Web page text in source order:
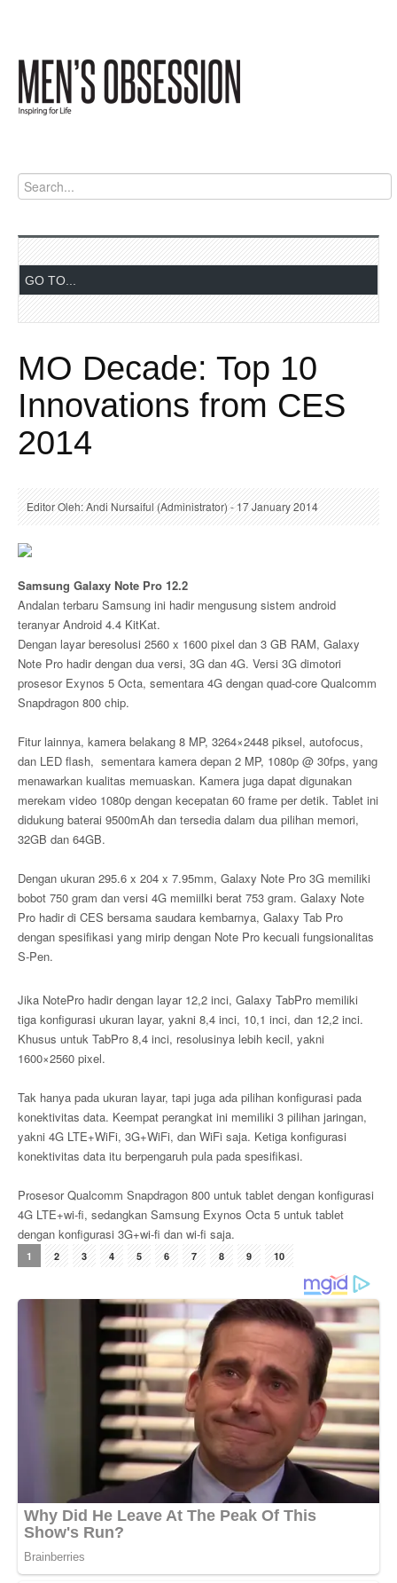
MO Decade: Top 10
Innovations from CES
2014
Editor Oleh: Andi Nursaiful (Administrator) - 17 January 2014
Samsung Galaxy Note Pro 12.2
Andalan terbaru Samsung ini hadir mengusung sistem android
teranyar Android 4.4 KitKat.
Dengan layar beresolusi 2560 x 1600 pixel dan 3 GB RAM, Galaxy
Note Pro hadir dengan dua versi, 3G dan 4G. Versi 3G dimotori
prosesor Exynos 5 Octa, sementara 4G dengan quad-core Qualcomm
Snapdragon 800 chip.
Fitur lainnya, kamera belakang 8 MP, 3264×2448 piksel, autofocus,
dan LED flash, sementara kamera depan 2 MP, 1080p @ 30fps, yang
menawarkan kualitas memuaskan. Kamera juga dapat digunakan
merekam video 1080p dengan kecepatan 60 frame per detik. Tablet ini
didukung baterai 9500mAh dan tersedia dalam dua pilihan memori,
32GB dan 64GB.
Dengan ukuran 295.6 x 204 x 7.95mm, Galaxy Note Pro 3G memiliki
bobot 750 gram dan versi 4G memiilki berat 753 gram. Galaxy Note
Pro hadir di CES bersama saudara kembarnya, Galaxy Tab Pro
dengan spesifikasi yang mirip dengan Note Pro kecuali fungsionalitas
S-Pen.
Jika NotePro hadir dengan layar 12,2 inci, Galaxy TabPro memiliki
tiga konfigurasi ukuran layar, yakni 8,4 inci, 10,1 inci, dan 12,2 inci.
Khusus untuk TabPro 8,4 inci, resolusinya lebih kecil, yakni
1600×2560 pixel.
Tak hanya pada ukuran layar, tapi juga ada pilihan konfigurasi pada
konektivitas data. Keempat perangkat ini memiliki 3 pilihan jaringan,
yakni 4G LTE+WiFi, 3G+WiFi, dan WiFi saja. Ketiga konfigurasi
konektivitas data itu berpengaruh pula pada spesifikasi.
Prosesor Qualcomm Snapdragon 800 untuk tablet dengan konfigurasi
4G LTE+wi-fi, sedangkan Samsung Exynos Octa 5 untuk tablet
dengan konfigurasi 3G+wi-fi dan wi-fi saja.
1 2 3 4 5 6 7 8 9 10